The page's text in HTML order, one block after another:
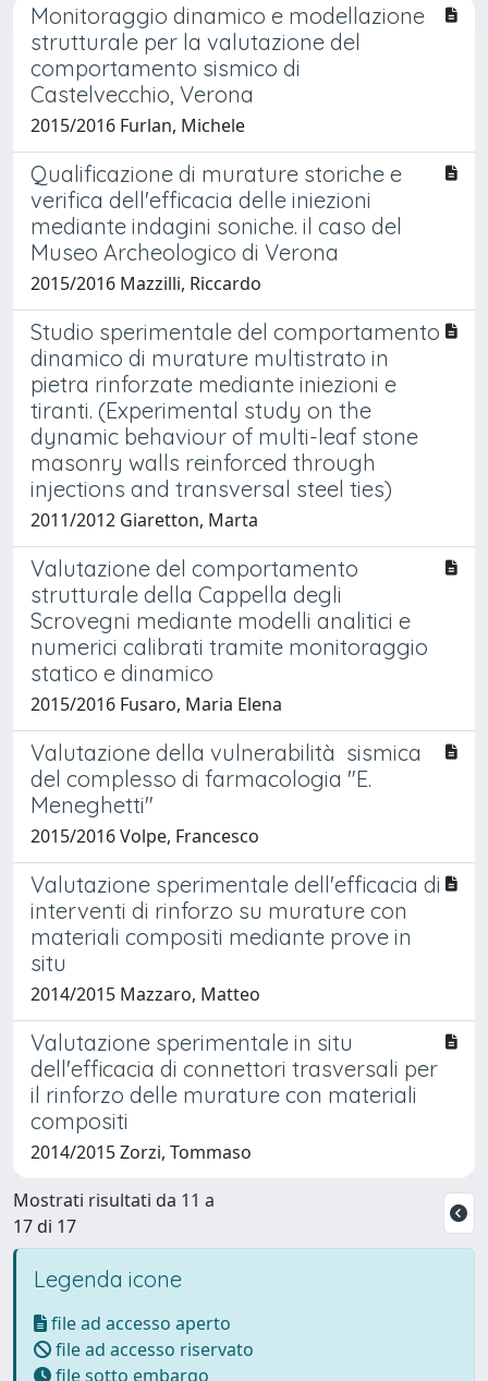
Monitoraggio dinamico e modellazione
strutturale per la valutazione del
comportamento sismico di
Castelvecchio, Verona
2015/2016 Furlan, Michele
Qualificazione di murature storiche e
verifica dell'efficacia delle iniezioni
mediante indagini soniche. il caso del
Museo Archeologico di Verona
2015/2016 Mazzilli, Riccardo
Studio sperimentale del comportamento
dinamico di murature multistrato in
pietra rinforzate mediante iniezioni e
tiranti. (Experimental study on the
dynamic behaviour of multi-leaf stone
masonry walls reinforced through
injections and transversal steel ties)
2011/2012 Giaretton, Marta
Valutazione del comportamento
strutturale della Cappella degli
Scrovegni mediante modelli analitici e
numerici calibrati tramite monitoraggio
statico e dinamico
2015/2016 Fusaro, Maria Elena
Valutazione della vulnerabilità sismica
del complesso di farmacologia "E.
Meneghetti"
2015/2016 Volpe, Francesco
Valutazione sperimentale dell'efficacia di
interventi di rinforzo su murature con
materiali compositi mediante prove in
situ
2014/2015 Mazzaro, Matteo
Valutazione sperimentale in situ
dell'efficacia di connettori trasversali per
il rinforzo delle murature con materiali
compositi
2014/2015 Zorzi, Tommaso
Mostrati risultati da 11 a
17 di 17
Legenda icone
file ad accesso aperto
file ad accesso riservato
file sotto embargo